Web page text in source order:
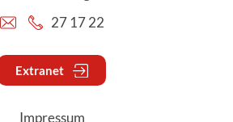
27 17 22
Extranet
Impressum